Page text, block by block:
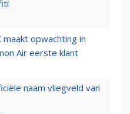
maakt opwachting in
Air eerste klant
naam vliegveld van